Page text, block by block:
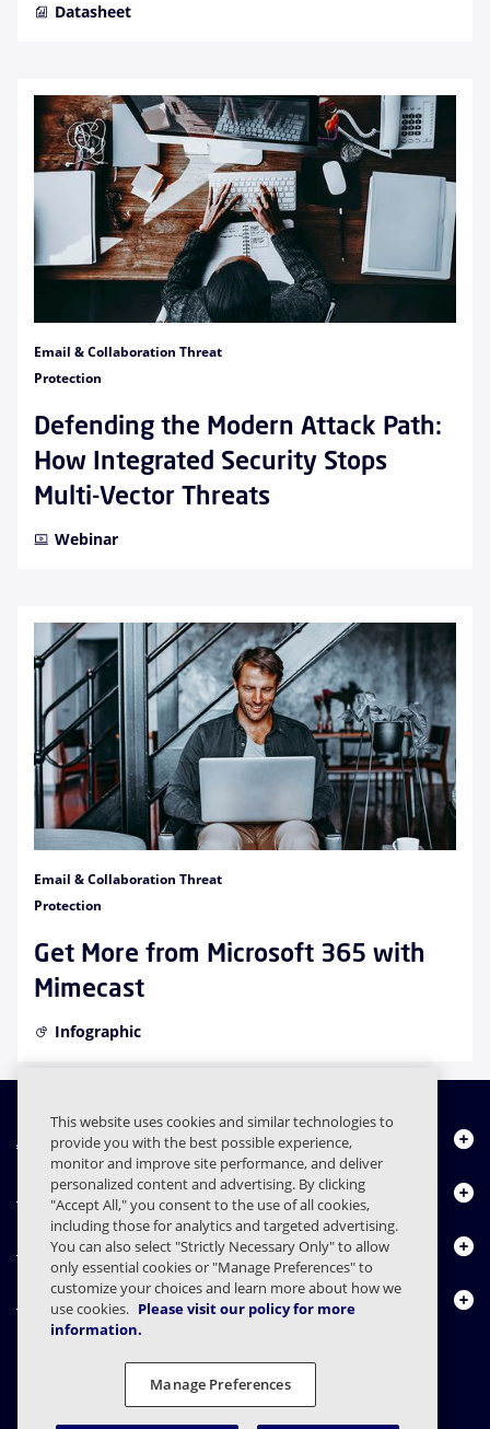
Datasheet
Email & Collaboration Threat
Protection
Defending the Modern Attack Path:
How Integrated Security Stops
Multi-Vector Threats
Webinar
Email & Collaboration Threat
Protection
Get More from Microsoft 365 with
Mimecast
Infographic
À propos de nous
Produits
Centre de ressources
Nous contacter
Déclaration de confidentialité
This website uses cookies and similar technologies to
provide you with the best possible experience,
monitor and improve site performance, and deliver
personalized content and advertising. By clicking
"Accept All," you consent to the use of all cookies,
including those for analytics and targeted advertising.
You can also select "Strictly Necessary Only" to allow
only essential cookies or "Manage Preferences" to
customize your choices and learn more about how we
use cookies. Please visit our policy for more
information.
Manage Preferences